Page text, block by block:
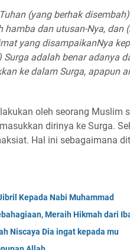
(yang berhak
dan utusan-Nya, dan
yang disampaikanNya
adalah benar adanya
ke dalam Surga, apapun
oleh seorang Muslim
dirinya ke Surga.
Hal ini sebagaimana
Kepada Nabi Muhammad
Meraih Hikmah dari
Niscaya Dia ingat kepada mu